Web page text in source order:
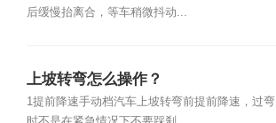
后缓慢抬离合，等车稍微抖动...
上坡转弯怎么操作？
1提前降速手动档汽车上坡转弯前提前降速，过弯